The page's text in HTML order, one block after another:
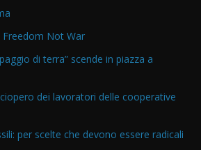
Freedom Not War
di terra” scende in piazza a
dei lavoratori delle cooperative
per scelte che devono essere radicali